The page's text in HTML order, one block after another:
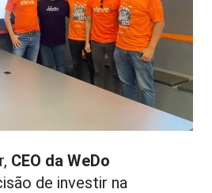
CEO da WeDo
de investir na